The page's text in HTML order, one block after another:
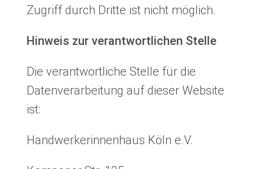
Zugriff durch Dritte ist nicht möglich.
Hinweis zur verantwortlichen Stelle
Die verantwortliche Stelle für die
Datenverarbeitung auf dieser Website
ist:
Handwerkerinnenhaus Köln e.V.